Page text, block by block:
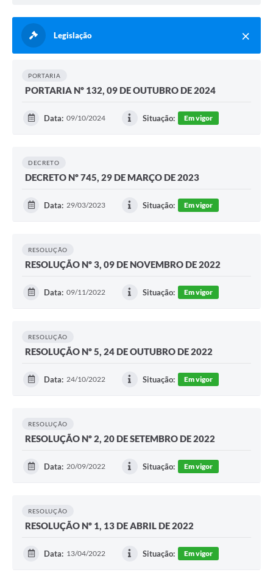
Acesso a Informação (Transparência)
Modelos
Órgãos Municipais
Nota Fiscal Eletrônica - NFSE
Carta de Serviços
Turismo
Galeria de Vídeos
Contas Públicas
Legislação
PORTARIA
PORTARIA Nº 132, 09 DE OUTUBRO DE 2024
Data: 09/10/2024 Situação: Em vigor
DECRETO
DECRETO Nº 745, 29 DE MARÇO DE 2023
Data: 29/03/2023 Situação: Em vigor
RESOLUÇÃO
RESOLUÇÃO Nº 3, 09 DE NOVEMBRO DE 2022
Data: 09/11/2022 Situação: Em vigor
RESOLUÇÃO
RESOLUÇÃO Nº 5, 24 DE OUTUBRO DE 2022
Data: 24/10/2022 Situação: Em vigor
RESOLUÇÃO
RESOLUÇÃO Nº 2, 20 DE SETEMBRO DE 2022
Data: 20/09/2022 Situação: Em vigor
RESOLUÇÃO
RESOLUÇÃO Nº 1, 13 DE ABRIL DE 2022
Data: 13/04/2022 Situação: Em vigor